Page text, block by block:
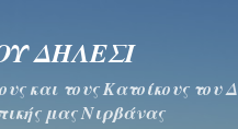
ΔΗΛΕΣΙ
και τους Κατοίκους
μας Νιρβάνας